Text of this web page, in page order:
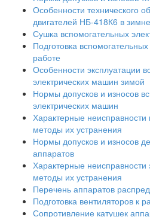
Особенности технического
двигателей НБ-418К6 в
Сушка вспомогательных
Подготовка
работе
Особенности эксплуатации
электрических машин зимой
Нормы допусков и износов
электрических машин
Характерные
методы их устранения
Нормы допусков и износов
аппаратов
Характерные неисправности
методы их устранения
Перечень аппаратов
Подготовка вентиляторов к
Сопротивление катушек